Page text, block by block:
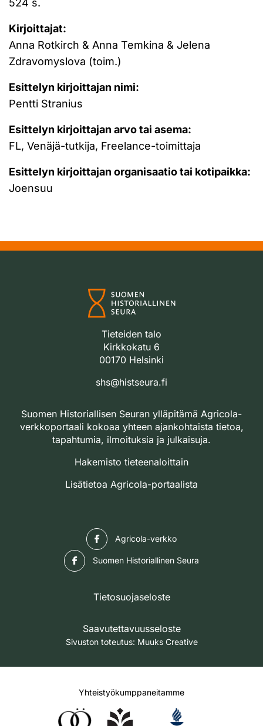
524 s.
Kirjoittajat:
Anna Rotkirch & Anna Temkina & Jelena
Zdravomyslova (toim.)
Esittelyn kirjoittajan nimi:
Pentti Stranius
Esittelyn kirjoittajan arvo tai asema:
FL, Venäjä-tutkija, Freelance-toimittaja
Esittelyn kirjoittajan organisaatio tai kotipaikka:
Joensuu
Tieteiden talo
Kirkkokatu 6
00170 Helsinki
shs@histseura.fi
Suomen Historiallisen Seuran ylläpitämä Agricola-
verkkoportaali kokoaa yhteen ajankohtaista tietoa,
tapahtumia, ilmoituksia ja julkaisuja.
Hakemisto tieteenaloittain
Lisätietoa Agricola-portaalista
Agricola-verkko
Suomen Historiallinen Seura
Tietosuojaseloste
Saavutettavuusseloste
Sivuston toteutus: Muuks Creative
Yhteistyökumppaneitamme